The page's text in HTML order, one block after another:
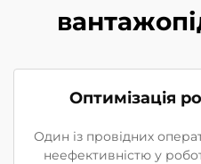
Оптимізація
Один із провідних
неефективністю у